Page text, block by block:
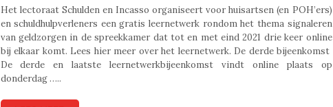
Het lectoraat Schulden en Incasso organiseert voor huisartsen (en POH’ers)
en schuldhulpverleners een gratis leernetwerk rondom het thema signaleren
van geldzorgen in de spreekkamer dat tot en met eind 2021 drie keer online
bij elkaar komt. Lees hier meer over het leernetwerk. De derde bijeenkomst
De derde en laatste leernetwerkbijeenkomst vindt online plaats op
donderdag …..